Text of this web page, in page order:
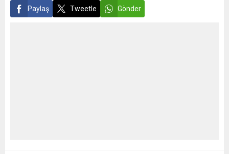
Paylaş Tweetle Gönder